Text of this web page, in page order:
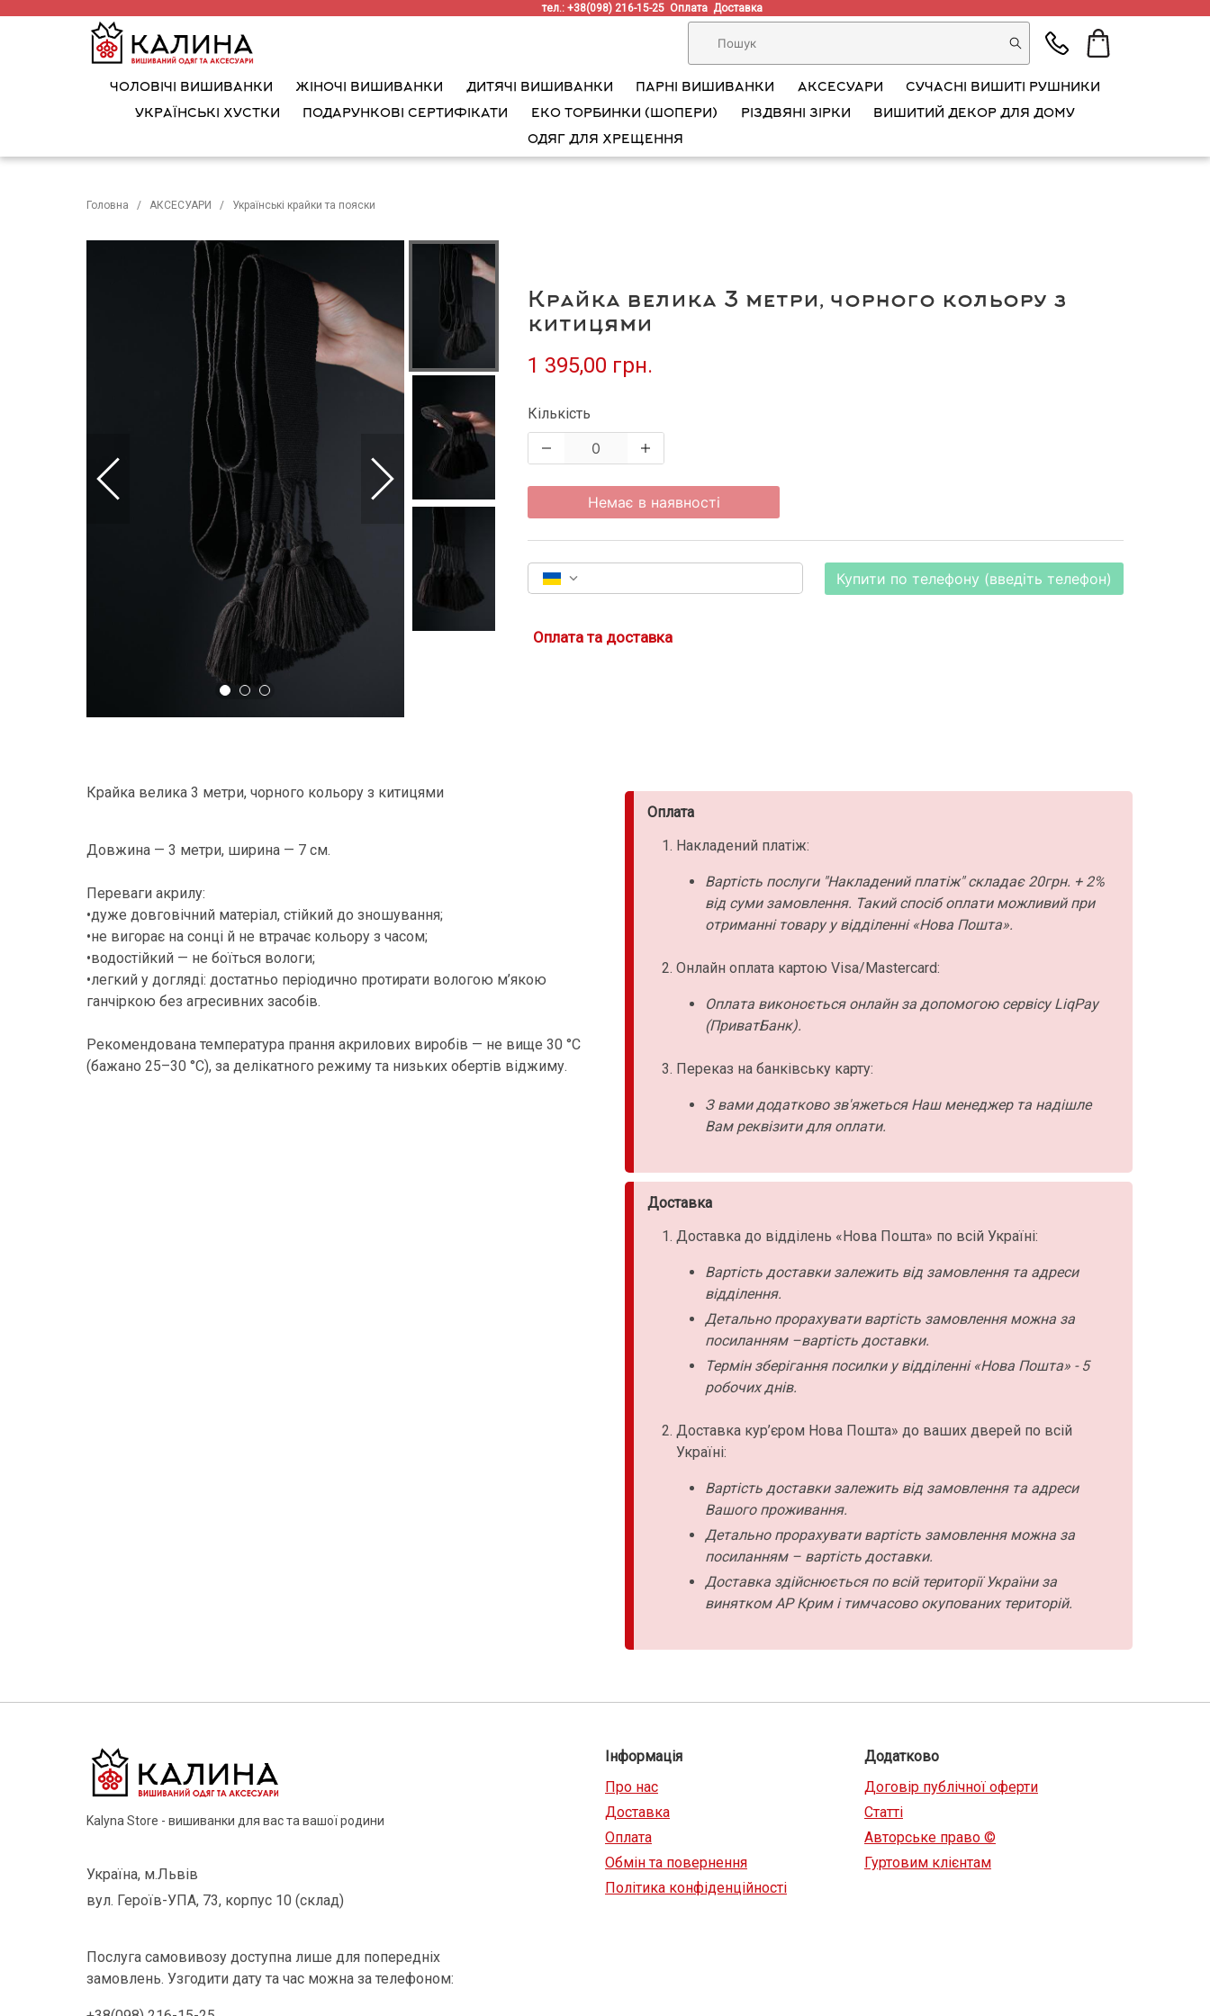
тел.: +38(098) 216-15-25 Оплата Доставка
ЧОЛОВІЧІ ВИШИВАНКИ ЖІНОЧІ ВИШИВАНКИ ДИТЯЧІ ВИШИВАНКИ ПАРНІ ВИШИВАНКИ АКСЕСУАРИ
СУЧАСНІ ВИШИТІ РУШНИКИ
УКРАЇНСЬКІ ХУСТКИ
ПОДАРУНКОВІ СЕРТИФІКАТИ ЕКО ТОРБИНКИ (ШОПЕРИ) РІЗДВЯНІ ЗІРКИ
ВИШИТИЙ ДЕКОР ДЛЯ ДОМУ
ОДЯГ ДЛЯ ХРЕЩЕННЯ
Головна АКСЕСУАРИ Українські крайки та пояски
Крайка велика 3 метри, чорного кольору з
китицями
1 395,00 грн.
Кількість
Немає в наявності
Купити по телефону (введіть телефон)
Оплата та доставка
Крайка велика 3 метри, чорного кольору з китицями
Довжина — 3 метри, ширина — 7 см.
Переваги акрилу:
•дуже довговічний матеріал, стійкий до зношування;
•не вигорає на сонці й не втрачає кольору з часом;
•водостійкий — не боїться вологи;
•легкий у догляді: достатньо періодично протирати вологою м’якою
ганчіркою без агресивних засобів.
Рекомендована температура прання акрилових виробів — не вище 30 °C
(бажано 25–30 °C), за делікатного режиму та низьких обертів віджиму.
Оплата
Накладений платіж:
Вартість послуги "Накладений платіж" складає 20грн. + 2%
від суми замовлення. Такий спосіб оплати можливий при
отриманні товару у відділенні «Нова Пошта».
Онлайн оплата картою Visa/Mastercard:
Оплата виконоється онлайн за допомогою сервісу LiqPay
(ПриватБанк).
Переказ на банківську карту:
З вами додатково зв'яжеться Наш менеджер та надішле
Вам реквізити для оплати.
Доставка
Доставка до відділень «Нова Пошта» по всій Україні:
Вартість доставки залежить від замовлення та адреси
відділення.
Детально прорахувати вартість замовлення можна за
посиланням –вартість доставки.
Термін зберігання посилки у відділенні «Нова Пошта» - 5
робочих днів.
Доставка кур’єром Нова Пошта» до ваших дверей по всій
Україні:
Вартість доставки залежить від замовлення та адреси
Вашого проживання.
Детально прорахувати вартість замовлення можна за
посиланням – вартість доставки.
Доставка здійснюється по всій території України за
винятком АР Крим і тимчасово окупованих територій.
Kalyna Store - вишиванки для вас та вашої родини
Україна, м.Львів
вул. Героїв-УПА, 73, корпус 10 (склад)
Послуга самовивозу доступна лише для попередніх
замовлень. Узгодити дату та час можна за телефоном:
Інформація
Про нас
Доставка
Оплата
Обмін та повернення
Політика конфіденційності
Додатково
Договір публічної оферти
Статті
Авторське право ©
Гуртовим клієнтам